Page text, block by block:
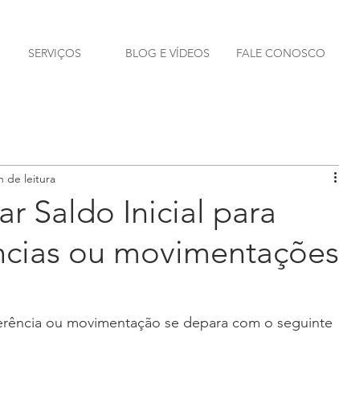
SERVIÇOS BLOG E VÍDEOS FALE CONOSCO
Saldo Inicial para
ou movimentações
de leitura
ou movimentação se depara com o seguinte